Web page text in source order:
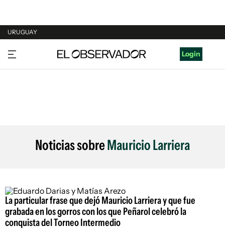
URUGUAY
URUGUAY
ARGENTINA
Login
Noticias sobreMauricio Larriera
La particular frase que dejó Mauricio Larriera y que fue
grabada en los gorros con los que Peñarol celebró la
conquista del Torneo Intermedio